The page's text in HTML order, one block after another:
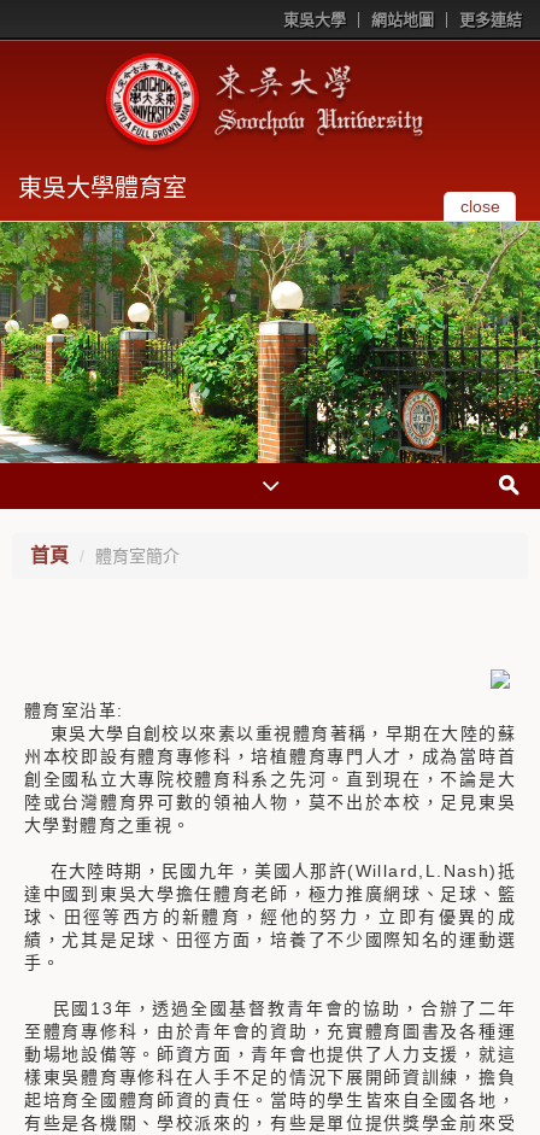
東吳大學 網站地圖 更多連結
東吳大學體育室
close
首頁 體育室簡介
體育室沿革:
東吳大學自創校以來素以重視體育著稱，早期在大陸的蘇
州本校即設有體育專修科，培植體育專門人才，成為當時首
創全國私立大專院校體育科系之先河。直到現在，不論是大
陸或台灣體育界可數的領袖人物，莫不出於本校，足見東吳
大學對體育之重視。
在大陸時期，民國九年，美國人那許(Willard,L.Nash)抵
達中國到東吳大學擔任體育老師，極力推廣網球、足球、籃
球、田徑等西方的新體育，經他的努力，立即有優異的成
績，尤其是足球、田徑方面，培養了不少國際知名的運動選
手。
民國13年，透過全國基督教青年會的協助，合辦了二年
至體育專修科，由於青年會的資助，充實體育圖書及各種運
動場地設備等。師資方面，青年會也提供了人力支援，就這
樣東吳體育專修科在人手不足的情況下展開師資訓練，擔負
起培育全國體育師資的責任。當時的學生皆來自全國各地，
有些是各機關、學校派來的，有些是單位提供獎學金前來受